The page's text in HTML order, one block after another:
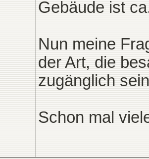
Gebäude ist
Nun meine
der Art, die
zugänglich
Schon mal